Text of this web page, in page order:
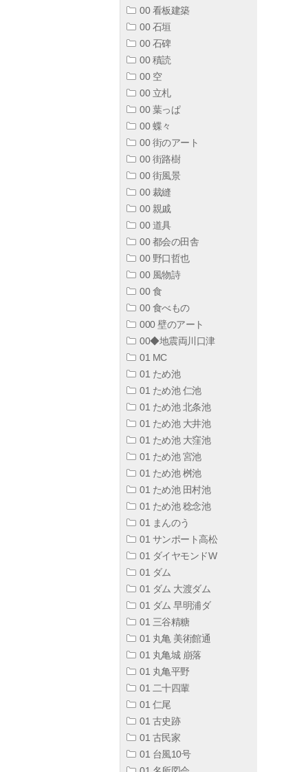
00 看板建築
00 石垣
00 石碑
00 積読
00 空
00 立札
00 葉っぱ
00 蝶々
00 街のアート
00 街路樹
00 街風景
00 裁縫
00 親戚
00 道具
00 都会の田舎
00 野口哲也
00 風物詩
00 食
00 食べもの
000 壁のアート
00◆地震両川口津
01 MC
01 ため池
01 ため池 仁池
01 ため池 北条池
01 ため池 大井池
01 ため池 大窪池
01 ため池 宮池
01 ため池 桝池
01 ため池 田村池
01 ため池 稔念池
01 まんのう
01 サンポート高松
01 ダイヤモンドW
01 ダム
01 ダム 大渡ダム
01 ダム 早明浦ダ
01 三谷精糖
01 丸亀 美術館通
01 丸亀城 崩落
01 丸亀平野
01 二十四輩
01 仁尾
01 古史跡
01 古民家
01 台風10号